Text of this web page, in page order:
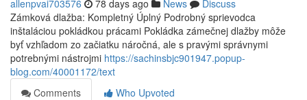
allenpvai703576 78 days ago News
Discuss
Zámková dlažba: Kompletný Úplný Podrobný sprievodca
inštaláciou pokládkou prácami Pokládka zámečnej dlažby môže
byť vzhľadom zo začiatku náročná, ale s pravými správnymi
potrebnými nástrojmi https://sachinsbjc901947.popup-
blog.com/40001172/text
Comments
Who Upvoted